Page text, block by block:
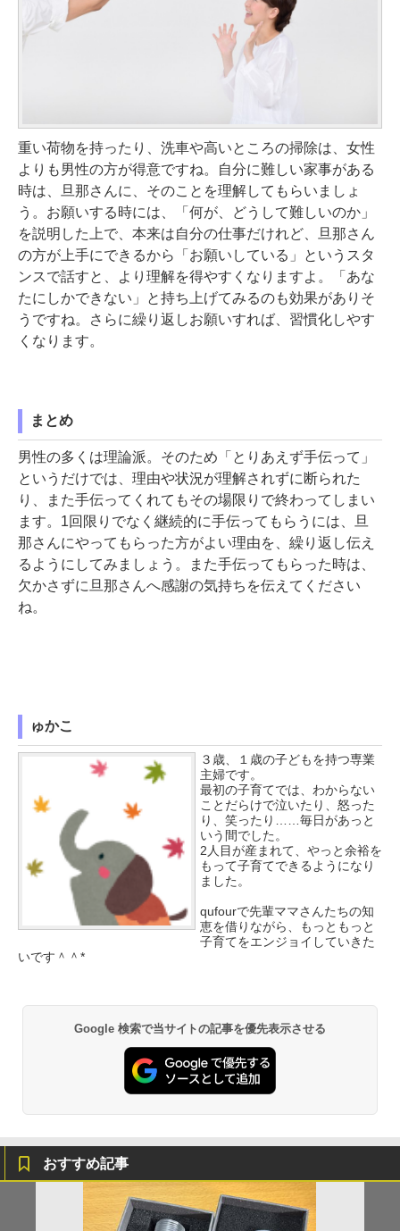
重い荷物を持ったり、洗車や高いところの掃除は、女性
よりも男性の方が得意ですね。自分に難しい家事がある
時は、旦那さんに、そのことを理解してもらいましょ
う。お願いする時には、「何が、どうして難しいのか」
を説明した上で、本来は自分の仕事だけれど、旦那さん
の方が上手にできるから「お願いしている」というスタ
ンスで話すと、より理解を得やすくなりますよ。「あな
たにしかできない」と持ち上げてみるのも効果がありそ
うですね。さらに繰り返しお願いすれば、習慣化しやす
くなります。
まとめ
男性の多くは理論派。そのため「とりあえず手伝って」
というだけでは、理由や状況が理解されずに断られた
り、また手伝ってくれてもその場限りで終わってしまい
ます。1回限りでなく継続的に手伝ってもらうには、旦
那さんにやってもらった方がよい理由を、繰り返し伝え
るようにしてみましょう。また手伝ってもらった時は、
欠かさずに旦那さんへ感謝の気持ちを伝えてください
ね。
ゅかこ
３歳、１歳の子どもを持つ専業
主婦です。
最初の子育てでは、わからない
ことだらけで泣いたり、怒った
り、笑ったり……毎日があっと
いう間でした。
2人目が産まれて、やっと余裕を
もって子育てできるようになり
ました。
qufourで先輩ママさんたちの知
恵を借りながら、もっともっと
子育てをエンジョイしていきた
いです＾＾*
Google 検索で当サイトの記事を優先表示させる
おすすめ記事